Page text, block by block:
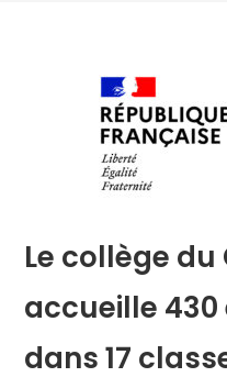
Le collège du
accueille
dans 17